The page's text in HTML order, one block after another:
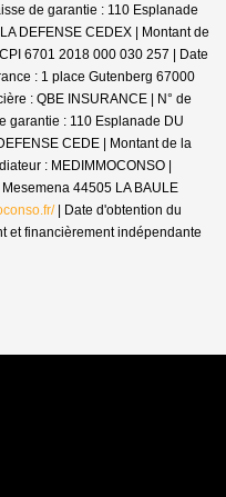
de garantie : 110 Esplanade
DEFENSE CEDEX | Montant de
6701 2018 000 030 257 | Date
: 1 place Gutenberg 67000
: QBE INSURANCE | N° de
garantie : 110 Esplanade DU
CEDE | Montant de la
: MEDIMMOCONSO |
44505 LA BAULE
| Date d'obtention du
et financièrement indépendante